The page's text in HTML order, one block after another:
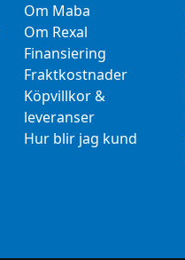
Om Maba
Om Rexal
Finansiering
Fraktkostnader
Köpvillkor &
leveranser
Hur blir jag kund